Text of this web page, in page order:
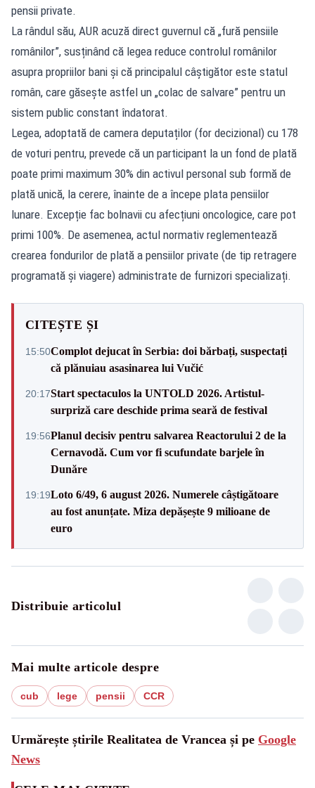
pensii private.
La rândul său, AUR acuză direct guvernul că „fură pensiile
românilor”, susținând că legea reduce controlul românilor
asupra propriilor bani și că principalul câștigător este statul
român, care găsește astfel un „colac de salvare” pentru un
sistem public constant îndatorat.
Legea, adoptată de camera deputaților (for decizional) cu 178
de voturi pentru, prevede că un participant la un fond de plată
poate primi maximum 30% din activul personal sub formă de
plată unică, la cerere, înainte de a începe plata pensiilor
lunare. Excepție fac bolnavii cu afecțiuni oncologice, care pot
primi 100%. De asemenea, actul normativ reglementează
crearea fondurilor de plată a pensiilor private (de tip retragere
programată și viagere) administrate de furnizori specializați.
CITEȘTE ȘI
15:50Complot dejucat în Serbia: doi bărbați, suspectați
că plănuiau asasinarea lui Vučić
20:17Start spectaculos la UNTOLD 2026. Artistul-
surpriză care deschide prima seară de festival
19:56Planul decisiv pentru salvarea Reactorului 2 de la
Cernavodă. Cum vor fi scufundate barjele în
Dunăre
19:19Loto 6/49, 6 august 2026. Numerele câștigătoare
au fost anunțate. Miza depășește 9 milioane de
euro
Distribuie articolul
Mai multe articole despre
cub lege pensii CCR
Urmărește știrile Realitatea de Vrancea și pe Google
News